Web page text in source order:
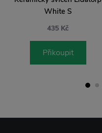
White S
435 Kč
Přikoupit